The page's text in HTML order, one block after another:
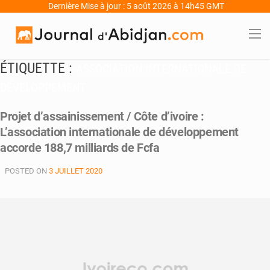
Dernière Mise à jour : 5 août 2026 à 14h45 GMT
ÉTIQUETTE :
Projet d’assainissement / Côte d’ivoire :
L’association internationale de développement
accorde 188,7 milliards de Fcfa
POSTED ON 3 JUILLET 2020